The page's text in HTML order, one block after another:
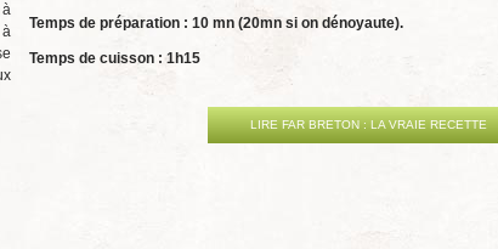
à
Temps de préparation : 10 mn (20mn si on dénoyaute).
Temps de cuisson : 1h15
LIRE FAR BRETON : LA VRAIE RECETTE